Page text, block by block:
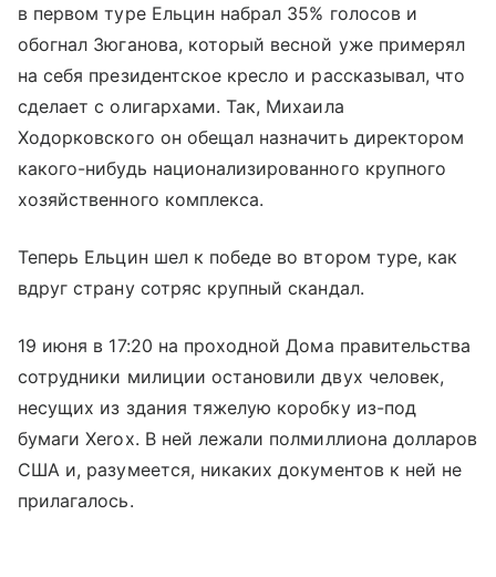
в первом туре Ельцин набрал 35% голосов и
обогнал Зюганова, который весной уже примерял
на себя президентское кресло и рассказывал, что
сделает с олигархами. Так, Михаила
Ходорковского он обещал назначить директором
какого-нибудь национализированного крупного
хозяйственного комплекса.
Теперь Ельцин шел к победе во втором туре, как
вдруг страну сотряс крупный скандал.
19 июня в 17:20 на проходной Дома правительства
сотрудники милиции остановили двух человек,
несущих из здания тяжелую коробку из-под
бумаги Xerox. В ней лежали полмиллиона долларов
США и, разумеется, никаких документов к ней не
прилагалось.